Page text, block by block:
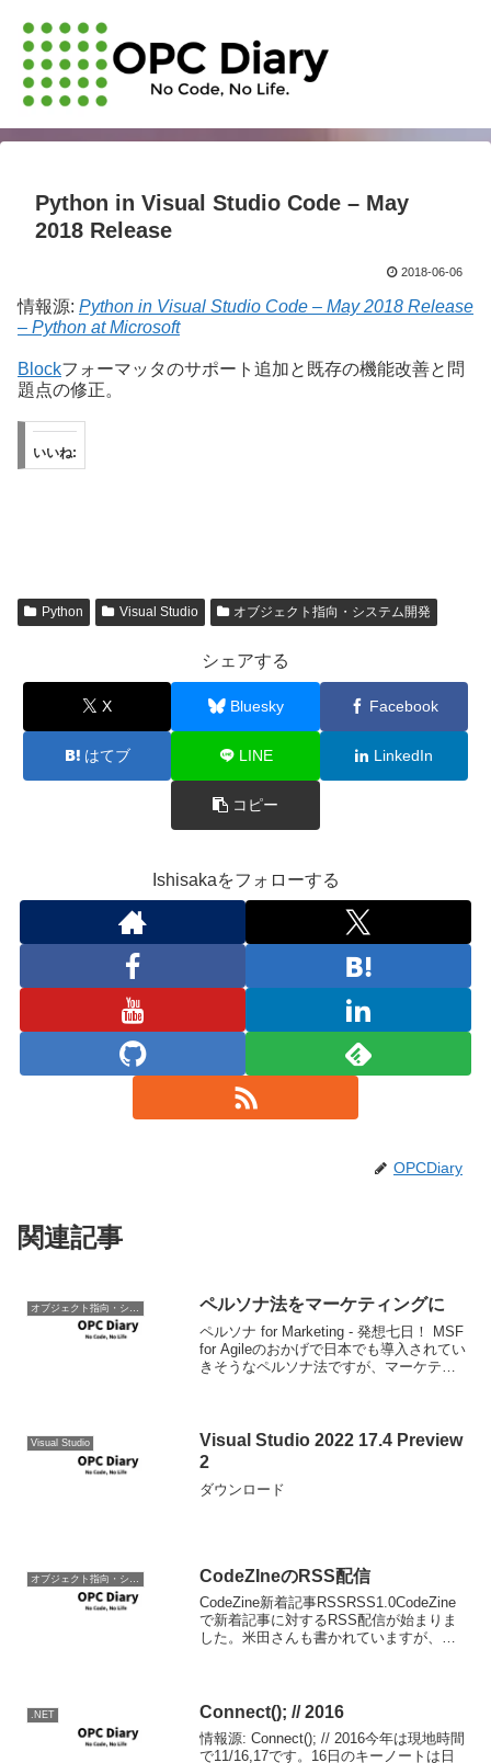
Python in Visual Studio Code – May
2018 Release
2018-06-06
情報源: Python in Visual Studio Code – May 2018 Release
– Python at Microsoft
Blockフォーマッタのサポート追加と既存の機能改善と問
題点の修正。
いいね:
Python Visual Studio オブジェクト指向・システム開発
シェアする
X Bluesky Facebook
はてブ LINE LinkedIn
コピー
Ishisakaをフォローする
OPCDiary
関連記事
ペルソナ法をマーケティングに
ペルソナ for Marketing - 発想七日！ MSF
for Agileのおかげで日本でも導入されてい
きそうなペルソナ法ですが、マーケティ
Visual Studio
Visual Studio 2022 17.4 Preview
2
ダウンロード
オブジェクト指向・システム開発 CodeZIneのRSS配信
CodeZine新着記事RSSRSS1.0CodeZine
で新着記事に対するRSS配信が始まりま
した。米田さんも書かれていますが、非
す。...
.NET Connect(); // 2016
情報源: Connect(); // 2016今年は現地時間
で11/16,17です。16日のキーノートは日